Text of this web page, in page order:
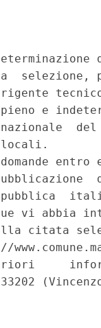
la
pieno e
locali.
entro
vi
alla citata